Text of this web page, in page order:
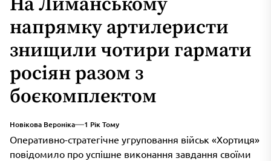
На Лиманському
напрямку артилеристи
знищили чотири гармати
росіян разом з
боєкомплектом
Новікова Вероніка 1 Рік Тому
Оперативно-стратегічне угруповання військ «Хортиця»
повідомило про успішне виконання завдання своїми